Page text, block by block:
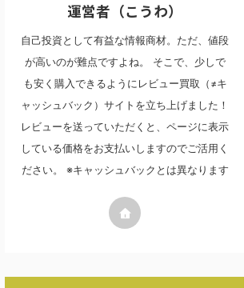
運営者（こうわ）
自己投資として有益な情報商材。ただ、値段
が高いのが難点ですよね。 そこで、少しで
も安く購入できるようにレビュー買取（≠キ
ャッシュバック）サイトを立ち上げました！
レビューを送っていただくと、ページに表示
している価格をお支払いしますのでご活用く
ださい。 ※キャッシュバックとは異なります